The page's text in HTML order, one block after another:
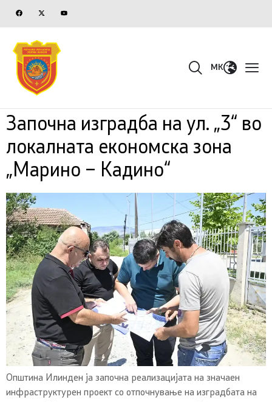
MK
Започна изградба на ул. „3“ во
локалната економска зона
„Марино – Кадино“
Општина Илинден ја започна реализацијата на значаен
инфраструктурен проект со отпочнување на изградбата на